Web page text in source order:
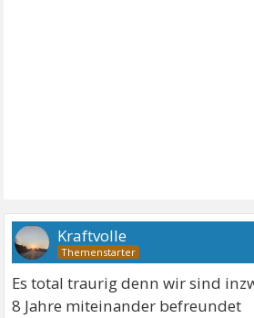
Kraftvolle
Es total traurig denn wir sind
8 Jahre miteinander befreundet